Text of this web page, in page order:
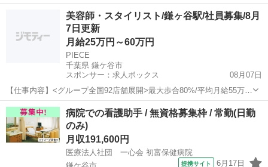
イフケア あずみ苑鎌ヶ谷 【勤務地】 千葉県 鎌ケ谷市 【アクセス】
鎌ケ谷駅から徒歩20分 鎌ケ谷駅/馬込沢駅/鎌ケ谷大仏駅 【雇用形
鎌ケ谷市 介護士
美容師・スタイリスト/鎌ヶ谷駅/社員募集/8月
7日更新
月給25万円～60万円
PIECE
千葉県 鎌ケ谷市
スポンサー：求人ボックス
08月07日
【仕事内容】<グループ全国92店舗展開>最大歩合80%/平均月給55万/
インボイス負担なし <募集職種> 美容師 <仕事内容> スタイリスト ・
新規客、顧客に接客、技術サービス提供 ・雑誌撮影、ヘアショー参加
・その他、付随する業...
正社員
病院での看護助手 / 無資格募集枠 / 常勤(日勤
のみ)
月収191,600円
医療法人社団 一心会 初富保健病院
提携サイト 6月17日